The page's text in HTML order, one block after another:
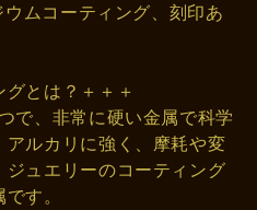
ムコーティング、刻印あ
グとは？＋＋＋
で、非常に硬い金属で科学
ルカリに強く、摩耗や変
ュエリーのコーティング
す。